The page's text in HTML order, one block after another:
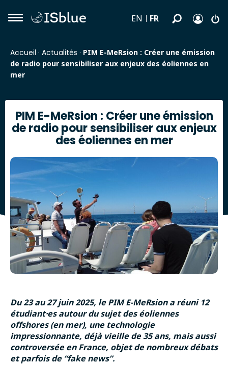
EN FR
Accueil · Actualités · PIM E-MeRsion : Créer une émission
de radio pour sensibiliser aux enjeux des éoliennes en
mer
PIM E-MeRsion : Créer une émission
de radio pour sensibiliser aux enjeux
des éoliennes en mer
Du 23 au 27 juin 2025, le PIM E-MeRsion a réuni 12
étudiant·es autour du sujet des éoliennes
offshores (en mer), une technologie
impressionnante, déjà vieille de 35 ans, mais aussi
controversée en France, objet de nombreux débats
et parfois de “fake news”.